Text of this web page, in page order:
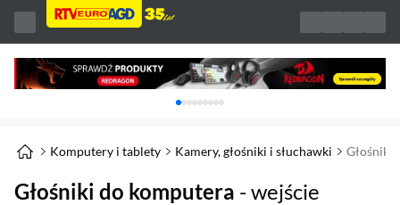
Karuzela z banerami, aktualny element 1 z
Komputery i tablety Kamery, głośniki i słuchawki Głośniki
Głośniki do komputera - wejście